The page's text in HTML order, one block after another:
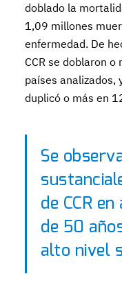
doblado la
1,09 millones
enfermedad. De
CCR se doblaron
países analizados,
duplicó o más en
Se
de CCR
de 50
alto nivel